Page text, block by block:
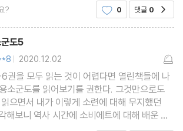
로 이루어진 그의 11
? 0 댓글 0
도5
| 2020.12.02
권을 모두 읽는 것이 어렵다면 열린책들에 나
소군도를 읽어보기를 권한다. 그것만으로도
으면서 내가 이렇게 소련에 대해 무지했던
해보니 역사 시간에 소비에트에 대해 배운 게
도 충격받고, 소비에트가 붕괴된 것이 얼마 되